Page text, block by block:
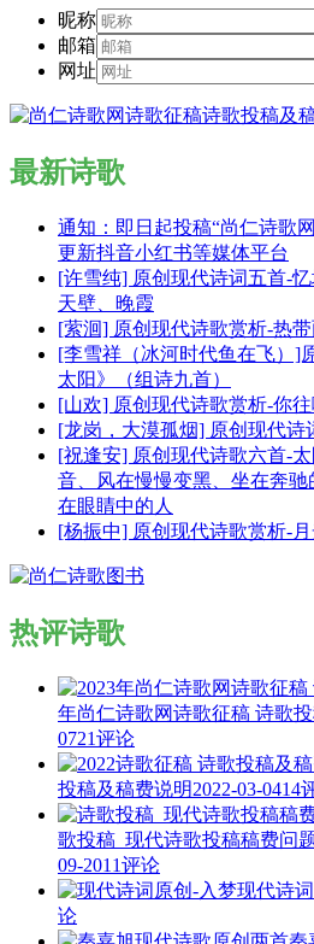
昵称
邮箱
网址
最新诗歌
通知：即日起投稿“尚仁诗歌
更新抖音小红书等媒体平台
[许雪纯] 原创现代诗词五首-
天壁、晚霞
[萦洄] 原创现代诗歌赏析-热
[李雪祥（冰河时代鱼在飞）]
太阳》（组诗九首）
[山欢] 原创现代诗歌赏析-你
[龙岗，大漠孤烟] 原创现代诗
[祝逢安] 原创现代诗歌六首-
音、风在慢慢变黑、坐在奔
在眼睛中的人
[杨振中] 原创现代诗歌赏析-
热评诗歌
年尚仁诗歌网诗歌征稿 诗歌
0721评论
投稿及稿费说明2022-03-0414
歌投稿_现代诗歌投稿稿费问
09-2011评论
现代诗
论